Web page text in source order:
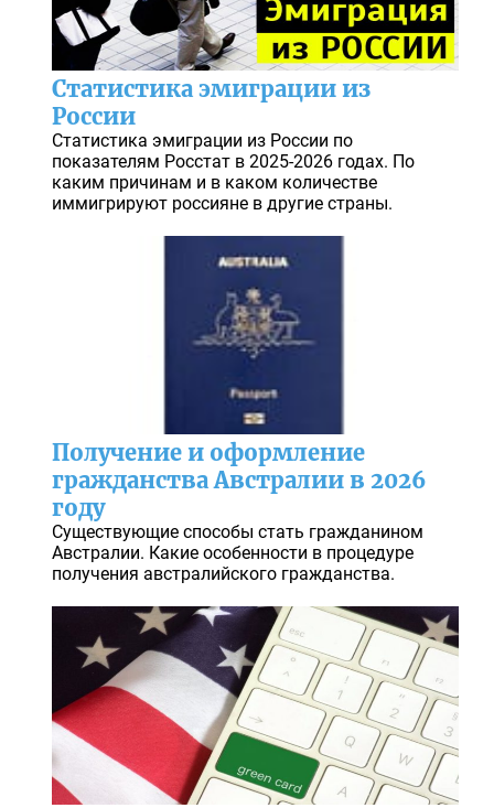
Статистика эмиграции из
России
Статистика эмиграции из России по
показателям Росстат в 2025-2026 годах. По
каким причинам и в каком количестве
иммигрируют россияне в другие страны.
Получение и оформление
гражданства Австралии в 2026
году
Существующие способы стать гражданином
Австралии. Какие особенности в процедуре
получения австралийского гражданства.